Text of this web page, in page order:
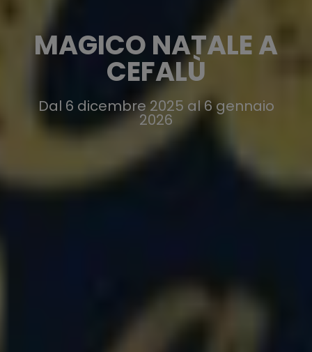
MAGICO NATALE A
CEFALÙ
Dal 6 dicembre 2025 al 6 gennaio
2026